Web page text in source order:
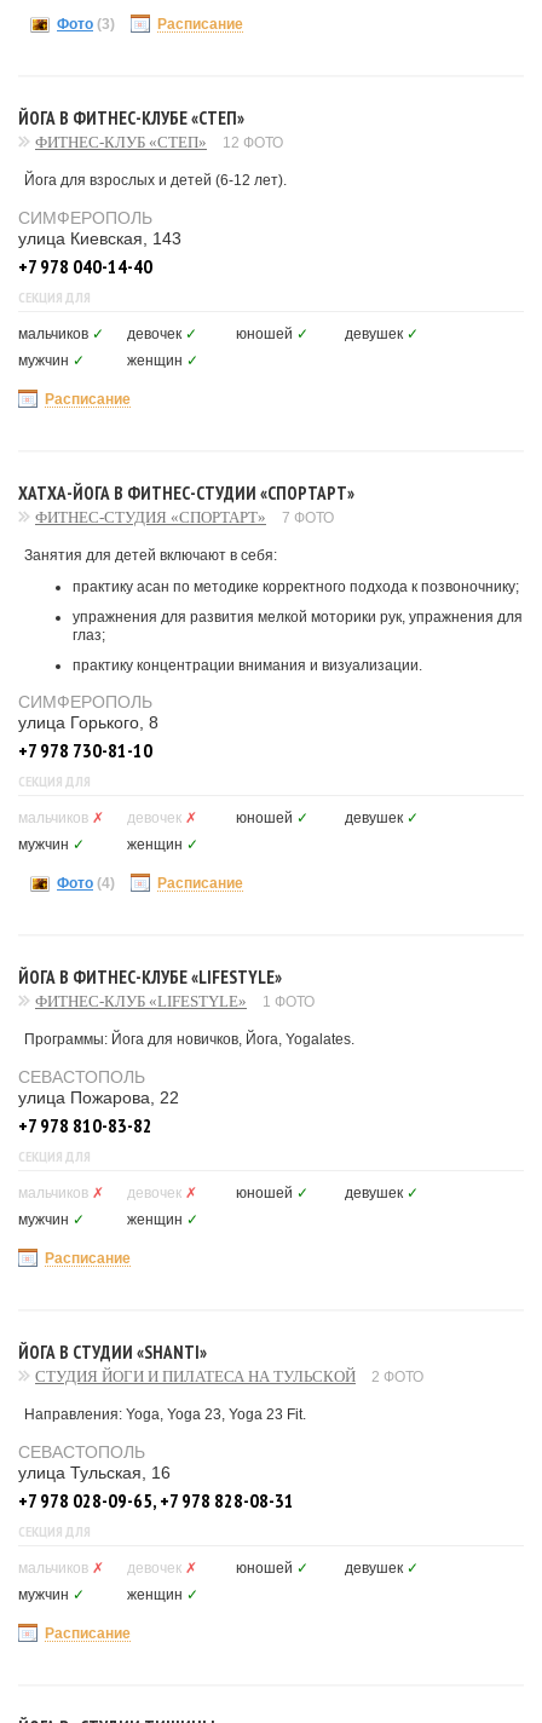
Фото (3) Расписание
ЙОГА В ФИТНЕС-КЛУБЕ «СТЕП»
ФИТНЕС-КЛУБ «СТЕП» 12 ФОТО
Йога для взрослых и детей (6-12 лет).
СИМФЕРОПОЛЬ
улица Киевская, 143
+7 978 040-14-40
СЕКЦИЯ ДЛЯ
мальчиков ✓ девочек ✓ юношей ✓ девушек ✓
мужчин ✓ женщин ✓
Расписание
ХАТХА-ЙОГА В ФИТНЕС-СТУДИИ «СПОРТАРТ»
ФИТНЕС-СТУДИЯ «СПОРТАРТ» 7 ФОТО
Занятия для детей включают в себя:
практику асан по методике корректного подхода к позвоночнику;
упражнения для развития мелкой моторики рук, упражнения для
глаз;
практику концентрации внимания и визуализации.
СИМФЕРОПОЛЬ
улица Горького, 8
+7 978 730-81-10
СЕКЦИЯ ДЛЯ
мальчиков ✗ девочек ✗ юношей ✓ девушек ✓
мужчин ✓ женщин ✓
Фото (4) Расписание
ЙОГА В ФИТНЕС-КЛУБЕ «LIFESTYLE»
ФИТНЕС-КЛУБ «LIFESTYLE» 1 ФОТО
Программы: Йога для новичков, Йога, Yogalates.
СЕВАСТОПОЛЬ
улица Пожарова, 22
+7 978 810-83-82
СЕКЦИЯ ДЛЯ
мальчиков ✗ девочек ✗ юношей ✓ девушек ✓
мужчин ✓ женщин ✓
Расписание
ЙОГА В СТУДИИ «SHANTI»
СТУДИЯ ЙОГИ И ПИЛАТЕСА НА ТУЛЬСКОЙ 2 ФОТО
Направления: Yoga, Yoga 23, Yoga 23 Fit.
СЕВАСТОПОЛЬ
улица Тульская, 16
+7 978 028-09-65, +7 978 828-08-31
СЕКЦИЯ ДЛЯ
мальчиков ✗ девочек ✗ юношей ✓ девушек ✓
мужчин ✓ женщин ✓
Расписание